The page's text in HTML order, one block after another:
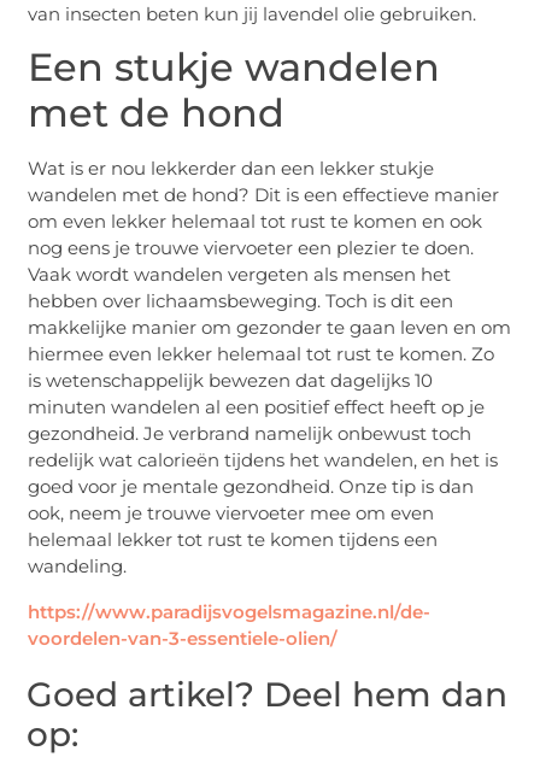
van insecten beten kun jij lavendel olie gebruiken.
Een stukje wandelen
met de hond
Wat is er nou lekkerder dan een lekker stukje
wandelen met de hond? Dit is een effectieve manier
om even lekker helemaal tot rust te komen en ook
nog eens je trouwe viervoeter een plezier te doen.
Vaak wordt wandelen vergeten als mensen het
hebben over lichaamsbeweging. Toch is dit een
makkelijke manier om gezonder te gaan leven en om
hiermee even lekker helemaal tot rust te komen. Zo
is wetenschappelijk bewezen dat dagelijks 10
minuten wandelen al een positief effect heeft op je
gezondheid. Je verbrand namelijk onbewust toch
redelijk wat calorieën tijdens het wandelen, en het is
goed voor je mentale gezondheid. Onze tip is dan
ook, neem je trouwe viervoeter mee om even
helemaal lekker tot rust te komen tijdens een
wandeling.
https://www.paradijsvogelsmagazine.nl/de-
voordelen-van-3-essentiele-olien/
Goed artikel? Deel hem dan
op: